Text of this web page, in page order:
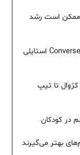
ممکن است رشد
راهنمای ست کردن کفش کانورس؛ چگونه با کتانی Converse استایلی
کژوال تا تیپ
بهتر می‌گیرند